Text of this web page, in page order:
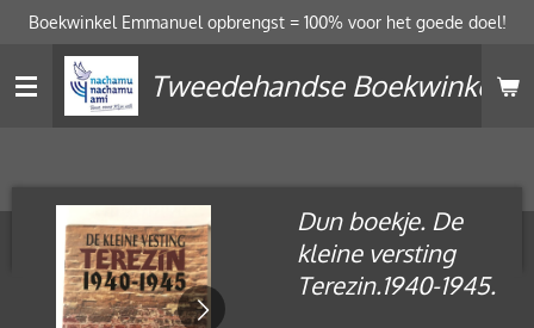
Ga
naar
hoofdinhoud
Tweedehandse Boekwinkel
Boekwinkel Emmanuel opbrengst = 100% voor het goede doel!
Dun boekje. De
kleine versting
Terezin.1940-1945.